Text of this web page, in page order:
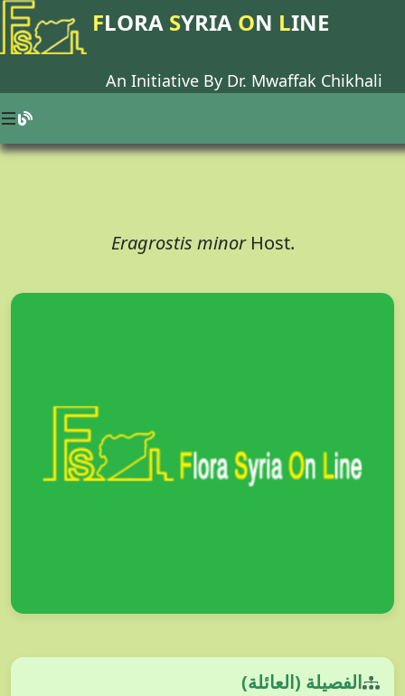
FLORA SYRIA ON LINE
An Initiative By Dr. Mwaffak Chikhali
Eragrostis minor Host.
الفصيلة (العائلة)